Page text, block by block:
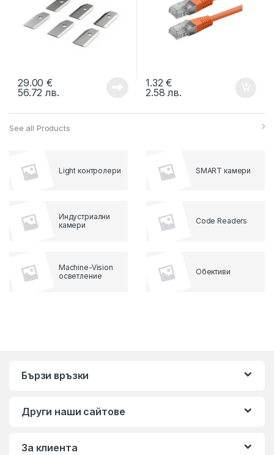
29.00€
56.72лв.
1.32€
2.58лв.
See all Products
Light контролери SMART камери
Индустриални
камери
Code Readers
Machine-Vision
осветление
Обективи
Бързи връзки
Други наши сайтове
За клиента